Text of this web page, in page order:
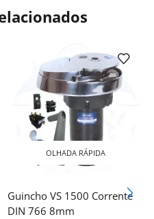
OLHADA RÁPIDA
Guincho VS 1500 Corrente
DIN 766 8mm